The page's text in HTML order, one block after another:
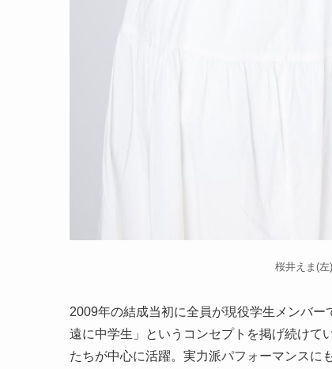
桜井えま(
2009年の結成当初に全員が現役学生メンバ
遠に中学生」というコンセプトを掲げ続けて
たちが中心に活躍。実力派パフォーマンスに